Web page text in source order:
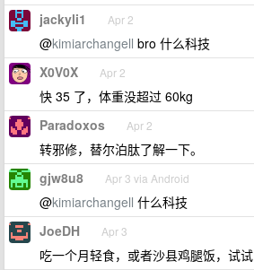
jackyli1 Apr 2
@kimiarchangell bro 什么科技
X0V0X Apr 2
快 35 了，体重没超过 60kg
Paradoxos Apr 2
转邪修，替尔泊肽了解一下。
gjw8u8 Apr 3 via Android
@kimiarchangell 什么科技
JoeDH Apr 3
吃一个月轻食，或者沙县鸡腿饭，试试